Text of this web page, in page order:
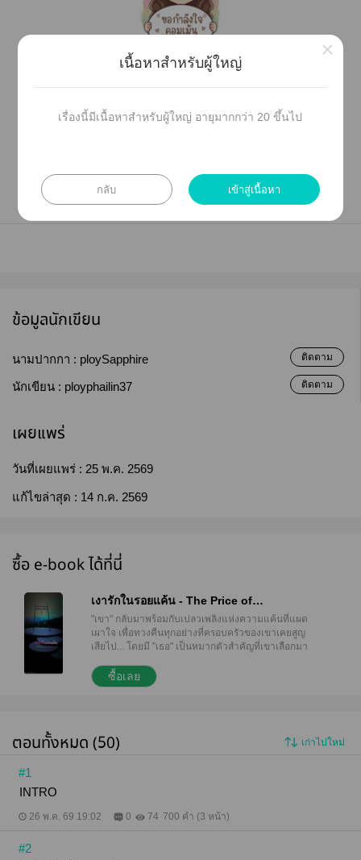
ข้อมูลนักเขียน
นามปากกา : ploySapphire ติดตาม
นักเขียน : ployphailin37 ติดตาม
เผยแพร่
วันที่เผยแพร่ : 25 พ.ค. 2569
แก้ไขล่าสุด : 14 ก.ค. 2569
ซื้อ e-book ได้ที่นี่
เงารักในรอยแค้น - The Price of
Forgiveness
"เขา" กลับมาพร้อมกับเปลวเพลิงแห่งความแค้นที่แผด
เผาใจ เพื่อทวงคืนทุกอย่างที่ครอบครัวของเขาเคยสูญ
เสียไป... โดยมี "เธอ" เป็นหมากตัวสำคัญที่เขาเลือกมา
กฎหมาย เพราะมันง่ายเกินไป เขาเลือกที่จะ 'ซื้อ' ตัว
มนัสวี มาเป็นนางบำเรอในกรงขังแห่งความแค้น เพื่อให้
กำลังจะถูกแทนที่ด้วย 'เงารัก' ที่เขาไม่เคยตั้งตัว
ซื้อเลย
ตอนทั้งหมด (50) เก่าไปใหม่
#1
INTRO
26 พ.ค. 69 19:02 0 74 700 คำ (3 หน้า)
#2
เนื้อหาสำหรับผู้ใหญ่
เรื่องนี้มีเนื้อหาสำหรับผู้ใหญ่ อายุมากกว่า 20 ขึ้นไป
กลับ เข้าสู่เนื้อหา
×